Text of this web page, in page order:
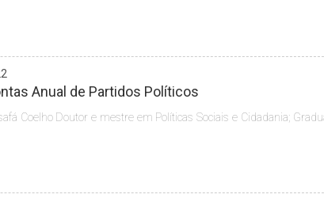
Anual de Partidos Políticos
Coelho Doutor e mestre em Políticas Sociais e Cidadania;